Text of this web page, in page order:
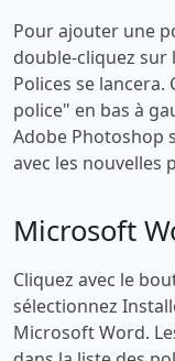
Pour ajouter une
double-cliquez sur
Polices se
police" en bas à
Adobe Photoshop
avec les nouvelles
Microsoft
Cliquez avec le
sélectionnez
Microsoft Word.